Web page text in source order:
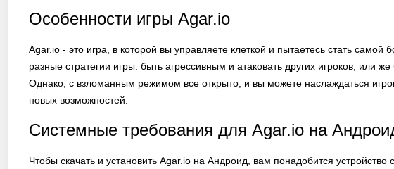
Особенности игры Agar.io
Agar.io - это игра, в которой вы управляете клеткой и пытаетесь стать
разные стратегии игры: быть агрессивным и атаковать других игроков, или
Однако, с взломанным режимом все открыто, и вы можете наслаждаться
новых возможностей.
Системные требования для Agar.io на
Чтобы скачать и установить Agar.io на Андроид, вам понадобится